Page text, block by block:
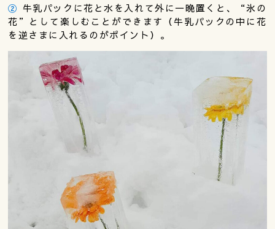
② 牛乳パックに花と水を入れて外に一晩置くと、“氷の
花”として楽しむことができます（牛乳パックの中に花
を逆さまに入れるのがポイント）。